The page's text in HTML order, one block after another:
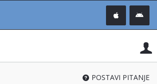
®
POSTAVI PITANJE